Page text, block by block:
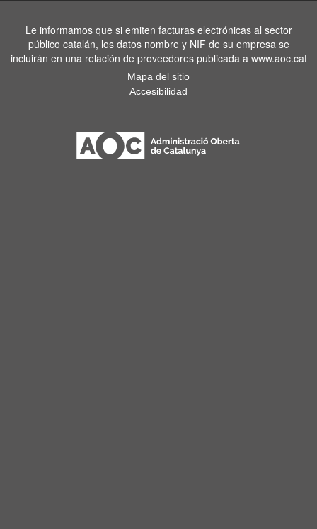
Le informamos que si emiten facturas electrónicas al sector
público catalán, los datos nombre y NIF de su empresa se
incluirán en una relación de proveedores publicada a www.aoc.cat
Mapa del sitio
Accesibilidad